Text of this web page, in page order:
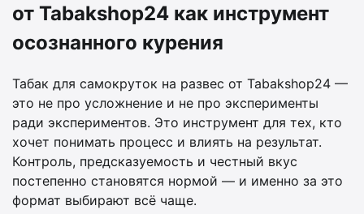
от Tabakshop24 как инструмент
осознанного курения
Табак для самокруток на развес от Tabakshop24 —
это не про усложнение и не про эксперименты
ради экспериментов. Это инструмент для тех, кто
хочет понимать процесс и влиять на результат.
Контроль, предсказуемость и честный вкус
постепенно становятся нормой — и именно за это
формат выбирают всё чаще.